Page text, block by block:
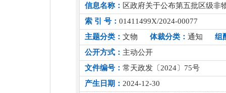
信息名称： 区政府关于公布第五批区级非
索 引 号： 01411499X/2024-00077
主题分类： 文物 体裁分类： 通知
组
公开方式： 主动公开
文件编号： 常天政发〔2024〕75号
产生日期： 2024-12-30